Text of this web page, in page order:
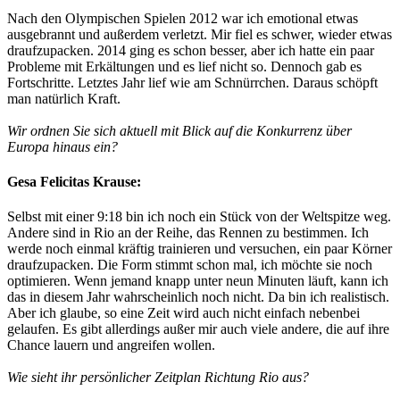
Nach den Olympischen Spielen 2012 war ich emotional etwas
ausgebrannt und außerdem verletzt. Mir fiel es schwer, wieder etwas
draufzupacken. 2014 ging es schon besser, aber ich hatte ein paar
Probleme mit Erkältungen und es lief nicht so. Dennoch gab es
Fortschritte. Letztes Jahr lief wie am Schnürrchen. Daraus schöpft
man natürlich Kraft.
Wir ordnen Sie sich aktuell mit Blick auf die Konkurrenz über
Europa hinaus ein?
Gesa Felicitas Krause:
Selbst mit einer 9:18 bin ich noch ein Stück von der Weltspitze weg.
Andere sind in Rio an der Reihe, das Rennen zu bestimmen. Ich
werde noch einmal kräftig trainieren und versuchen, ein paar Körner
draufzupacken. Die Form stimmt schon mal, ich möchte sie noch
optimieren. Wenn jemand knapp unter neun Minuten läuft, kann ich
das in diesem Jahr wahrscheinlich noch nicht. Da bin ich realistisch.
Aber ich glaube, so eine Zeit wird auch nicht einfach nebenbei
gelaufen. Es gibt allerdings außer mir auch viele andere, die auf ihre
Chance lauern und angreifen wollen.
Wie sieht ihr persönlicher Zeitplan Richtung Rio aus?